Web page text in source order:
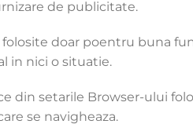
de publicitate.
doar poentru buna
in nici o situatie.
din setarile Browser-ului
se navigheaza.